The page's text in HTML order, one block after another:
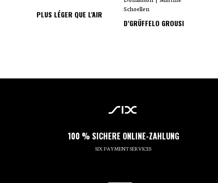
PLUS LÉGER QUE L'AIR
Schoellen
D’GRÜFFELO GROUSI
100 % SICHERE ONLINE-ZAHLUNG
SIX PAYMENT SERVICES